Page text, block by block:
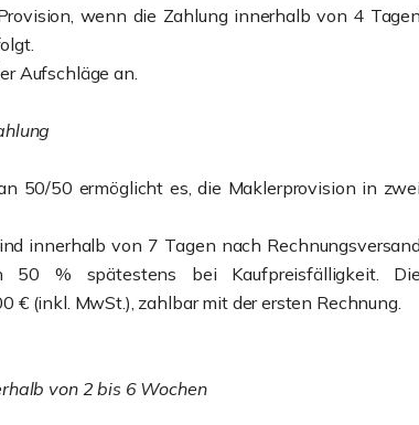
wenn die Zahlung innerhalb von 4 Tagen
Aufschläge an.
50/50 ermöglicht es, die Maklerprovision in zwei
innerhalb von 7 Tagen nach Rechnungsversand
50 % spätestens bei Kaufpreisfälligkeit. Die
€ (inkl. MwSt.), zahlbar mit der ersten Rechnung.
von 2 bis 6 Wochen